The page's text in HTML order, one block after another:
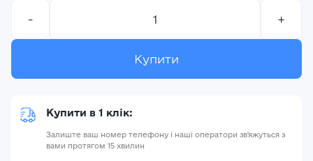
- +
Купити
Купити в 1 клік:
Залиште ваш номер телефону і наші оператори зв'яжуться з
вами протягом 15 хвилин